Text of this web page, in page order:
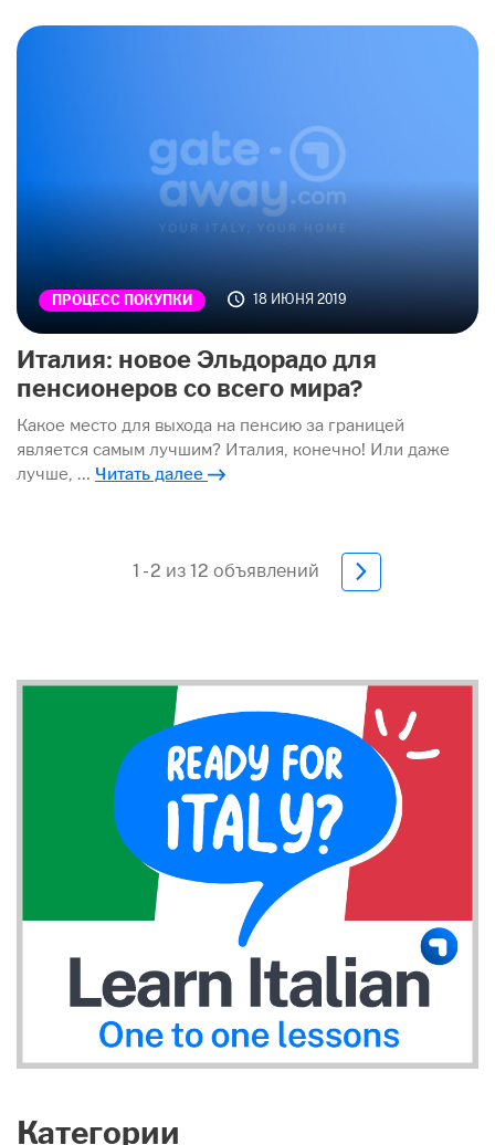
ПРОЦЕСС ПОКУПКИ 18 ИЮНЯ 2019
Италия: новое Эльдорадо для
пенсионеров со всего мира?
Какое место для выхода на пенсию за границей
является самым лучшим? Италия, конечно! Или даже
лучше, … Читать далее
1 - 2 из 12 объявлений
Категории